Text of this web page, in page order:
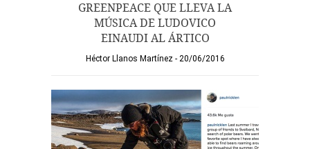
GREENPEACE QUE LLEVA LA
MÚSICA DE LUDOVICO
EINAUDI AL ÁRTICO
Héctor Llanos Martínez 20/06/2016